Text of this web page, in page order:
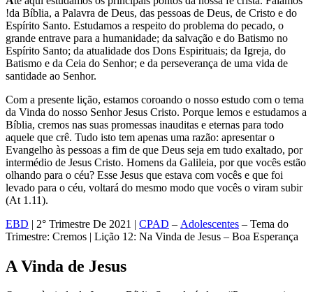
!da Bíblia, a Palavra de Deus, das pessoas de Deus, de Cristo e do
Espírito Santo. Estudamos a respeito do problema do pecado, o
grande entrave para a humanidade; da salvação e do Batismo no
Espírito Santo; da atualidade dos Dons Espirituais; da Igreja, do
Batismo e da Ceia do Senhor; e da perseverança de uma vida de
santidade ao Senhor.
Com a presente lição, estamos coroando o nosso estudo com o tema
da Vinda do nosso Senhor Jesus Cristo. Porque lemos e estudamos a
Bíblia, cremos nas suas promessas inauditas e eternas para todo
aquele que crê. Tudo isto tem apenas uma razão: apresentar o
Evangelho às pessoas a fim de que Deus seja em tudo exaltado, por
intermédio de Jesus Cristo. Homens da Galileia, por que vocês estão
olhando para o céu? Esse Jesus que estava com vocês e que foi
levado para o céu, voltará do mesmo modo que vocês o viram subir
(At 1.11).
EBD | 2° Trimestre De 2021 | CPAD – Adolescentes – Tema do
Trimestre: Cremos | Lição 12: Na Vinda de Jesus – Boa Esperança
A Vinda de Jesus